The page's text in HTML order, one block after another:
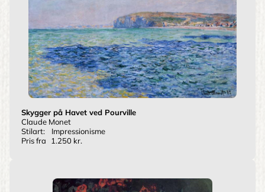
Skygger på Havet ved Pourville
Claude Monet
Stilart:
Impressionisme
Pris fra
1.250 kr.